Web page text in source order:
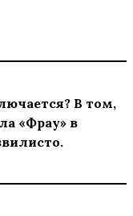
В том,
«Фрау» в